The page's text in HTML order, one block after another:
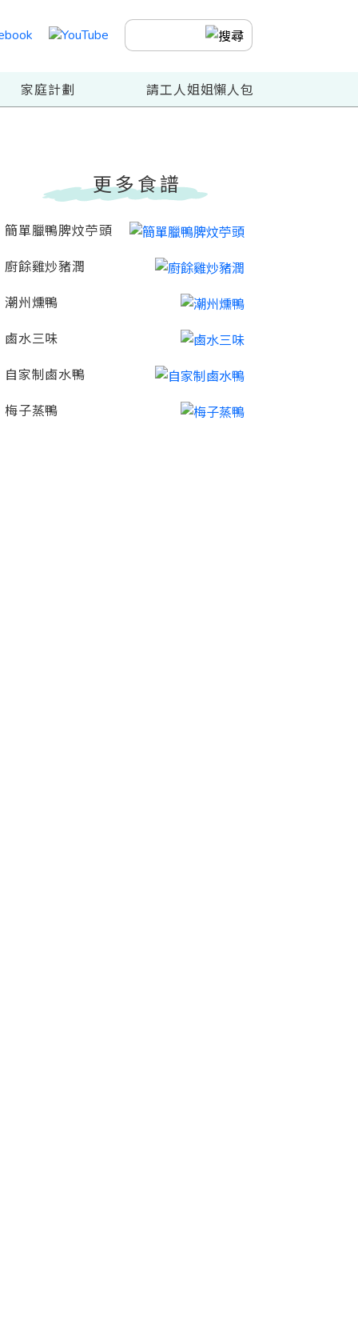
家庭計劃 請工人姐姐懶人包
更多食譜
簡單臘鴨脾炆苧頭
廚餘雞炒豬潤
潮州燻鴨
鹵水三味
自家制鹵水鴨
梅子蒸鴨